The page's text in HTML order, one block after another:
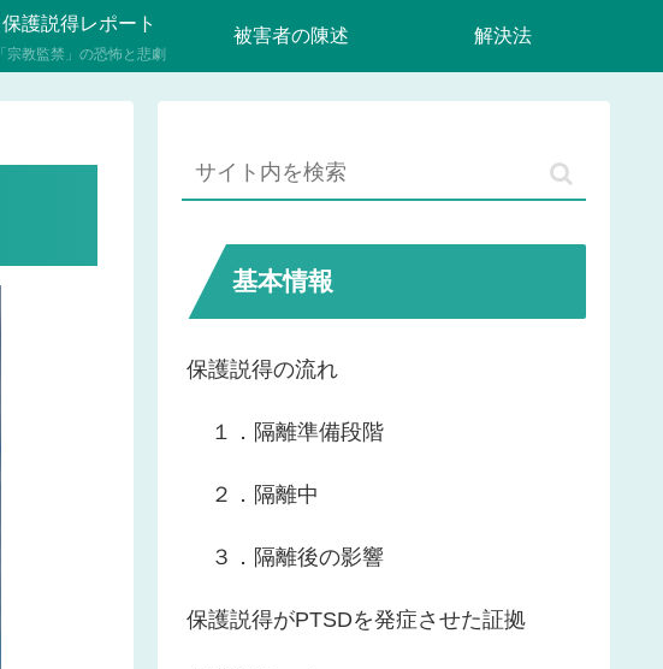
保護説得レポート
「宗教監禁」の恐怖と悲劇
被害者の陳述 解決法
基本情報
保護説得の流れ
１．隔離準備段階
２．隔離中
３．隔離後の影響
保護説得がPTSDを発症させた証拠